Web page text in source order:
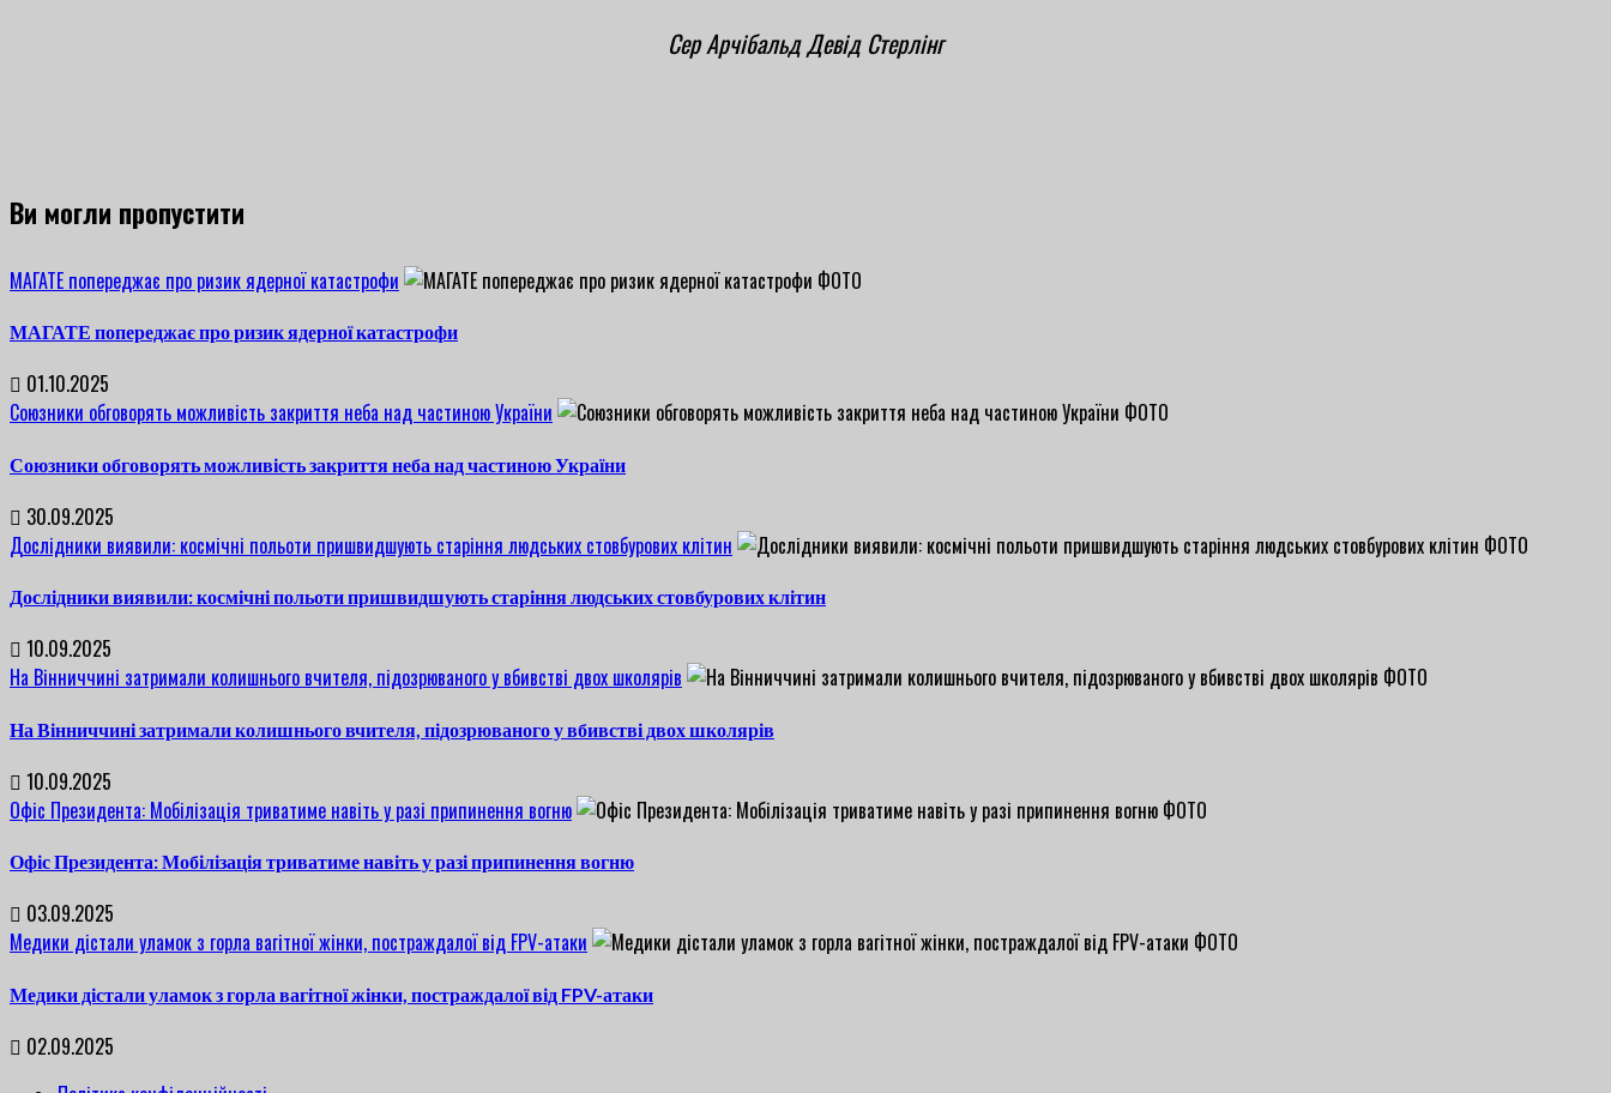
Сер Арчібальд Девід Стерлінг
Ви могли пропустити
МАГАТЕ попереджає про ризик ядерної катастрофи
МАГАТЕ попереджає про ризик ядерної катастрофи
01.10.2025
Союзники обговорять можливість закриття неба над частиною України
Союзники обговорять можливість закриття неба над частиною України
30.09.2025
Дослідники виявили: космічні польоти пришвидшують старіння людських стовбурових клітин
Дослідники виявили: космічні польоти пришвидшують старіння людських стовбурових клітин
10.09.2025
На Вінниччині затримали колишнього вчителя, підозрюваного у вбивстві двох школярів
На Вінниччині затримали колишнього вчителя, підозрюваного у вбивстві двох школярів
10.09.2025
Офіс Президента: Мобілізація триватиме навіть у разі припинення вогню
Офіс Президента: Мобілізація триватиме навіть у разі припинення вогню
03.09.2025
Медики дістали уламок з горла вагітної жінки, постраждалої від FPV-атаки
Медики дістали уламок з горла вагітної жінки, постраждалої від FPV-атаки
02.09.2025